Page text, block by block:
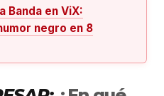
Banda en ViX:
negro en 8